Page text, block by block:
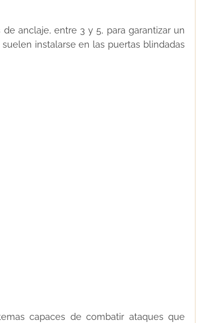
anclaje, entre 3 y 5, para garantizar un
instalarse en las puertas blindadas
capaces de combatir ataques que